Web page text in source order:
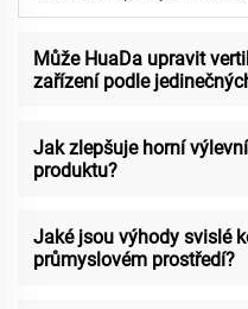
Může HuaDa upravit
zařízení podle
Jak zlepšuje horní
produktu?
Jaké jsou výhody svislé
průmyslovém prostředí?